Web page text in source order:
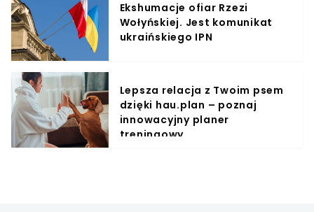
Ekshumacje ofiar Rzezi
Wołyńskiej. Jest komunikat
ukraińskiego IPN
Lepsza relacja z Twoim psem
dzięki hau.plan – poznaj
innowacyjny planer
treningowy